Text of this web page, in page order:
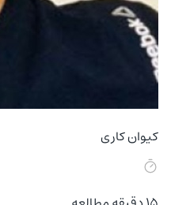
کیوان کاری